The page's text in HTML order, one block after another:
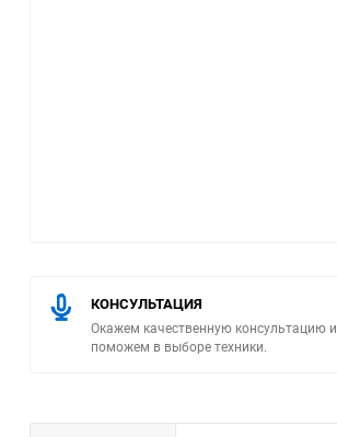
Климатическая техника
КОНСУЛЬТАЦИЯ
Окажем качественную консультацию и
поможем в выборе техники.